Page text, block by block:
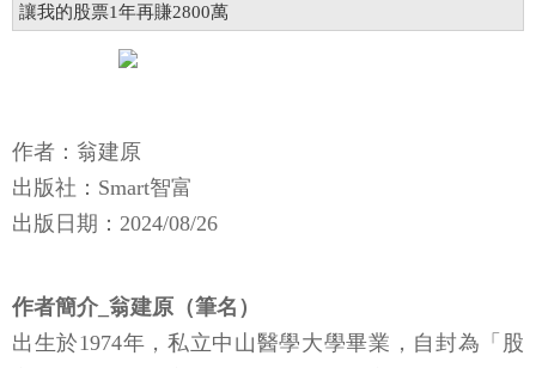
讓我的股票1年再賺2800萬
作者：翁建原
出版社：Smart智富
出版日期：2024/08/26
作者簡介_翁建原（筆名）
出生於1974年，私立中山醫學大學畢業，自封為「股